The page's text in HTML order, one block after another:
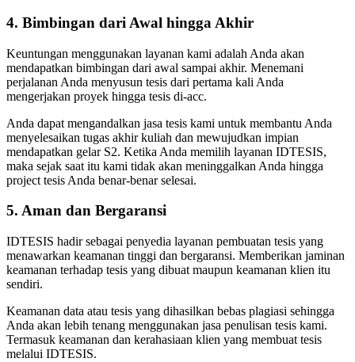
4. Bimbingan dari Awal hingga Akhir
Keuntungan menggunakan layanan kami adalah Anda akan
mendapatkan bimbingan dari awal sampai akhir. Menemani
perjalanan Anda menyusun tesis dari pertama kali Anda
mengerjakan proyek hingga tesis di-acc.
Anda dapat mengandalkan jasa tesis kami untuk membantu Anda
menyelesaikan tugas akhir kuliah dan mewujudkan impian
mendapatkan gelar S2. Ketika Anda memilih layanan IDTESIS,
maka sejak saat itu kami tidak akan meninggalkan Anda hingga
project tesis Anda benar-benar selesai.
5. Aman dan Bergaransi
IDTESIS hadir sebagai penyedia layanan pembuatan tesis yang
menawarkan keamanan tinggi dan bergaransi. Memberikan jaminan
keamanan terhadap tesis yang dibuat maupun keamanan klien itu
sendiri.
Keamanan data atau tesis yang dihasilkan bebas plagiasi sehingga
Anda akan lebih tenang menggunakan jasa penulisan tesis kami.
Termasuk keamanan dan kerahasiaan klien yang membuat tesis
melalui IDTESIS.